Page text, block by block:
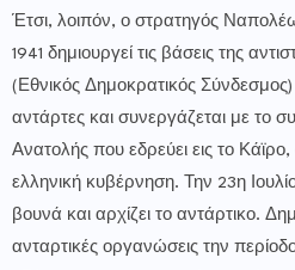
Έτσι, λοιπόν, ο στρατηγός
1941 δημιουργεί τις βάσεις της
(Εθνικός Δημοκρατικός
αντάρτες και συνεργάζεται με το
Ανατολής που εδρεύει εις το
ελληνική κυβέρνηση. Την 23η
βουνά και αρχίζει το αντάρτικο.
ανταρτικές οργανώσεις την